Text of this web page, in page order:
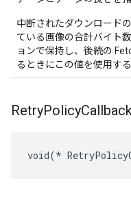
中断されたダウンロード
ている画像の合計バイト
ョンで保持し、後続の
るときにこの値を使用す
RetryPolicy
void(*